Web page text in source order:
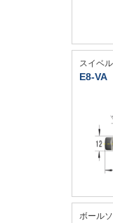
スイベ
E8-VA
ボール